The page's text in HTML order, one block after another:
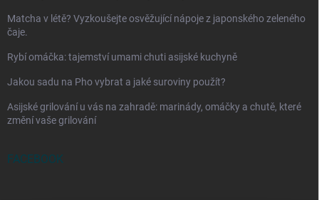
Matcha v létě? Vyzkoušejte osvěžující nápoje z japonského zeleného
čaje.
Rybí omáčka: tajemství umami chuti asijské kuchyně
Jakou sadu na Pho vybrat a jaké suroviny použít?
Asijské grilování u vás na zahradě: marinády, omáčky a chutě, které
změní vaše grilování
FACEBOOK